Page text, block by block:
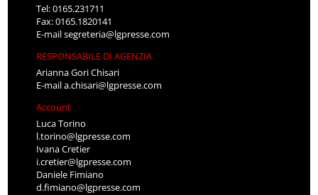
Tel: 0165.231711
Fax: 0165.1820141
E-mailsegreteria@lgpresse.com
RESPONSABILE DI AGENZIA
Arianna Gori Chisari
E-maila.chisari@lgpresse.com
Account
Luca Torino
l.torino@lgpresse.com
Ivana Cretier
i.cretier@lgpresse.com
Daniele Fimiano
d.fimiano@lgpresse.com